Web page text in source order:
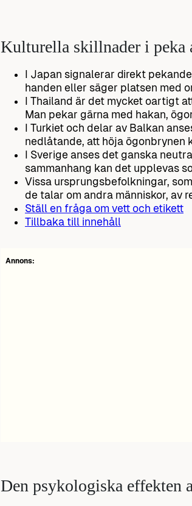
Kulturella skillnader i peka
I Japan signalerar direkt
handen eller säger platsen med
I Thailand är det mycket oartigt
Man pekar gärna med hakan,
I Turkiet och delar av Balkan
nedlåtande, att höja ögonbrynen
I Sverige anses det ganska
sammanhang kan det upplevas
Vissa ursprungsbefolkningar,
de talar om andra människor, av
Ställ en fråga om vett och etikett
Tillbaka till innehåll
Annons:
Den psykologiska effekten